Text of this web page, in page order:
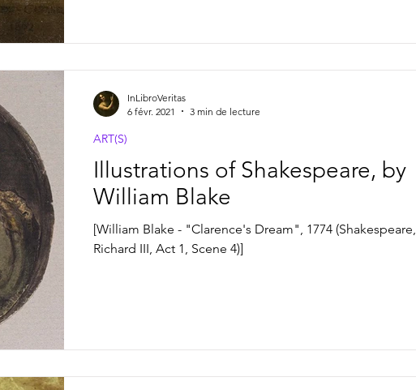
Illustrations of Shakespeare, by
William Blake
[William Blake - "Clarence's Dream", 1774 (Shakespeare,
Richard III, Act 1, Scene 4)]
ART(S)
InLibroVeritas
6 févr. 2021
3 min de lecture